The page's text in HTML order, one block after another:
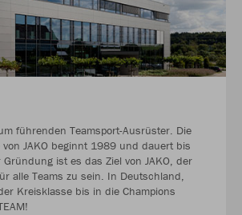
führenden Teamsport-Ausrüster. Die
JAKO beginnt 1989 und dauert bis
ist es das Ziel von JAKO, der
alle Teams zu sein. In Deutschland,
Kreisklasse bis in die Champions